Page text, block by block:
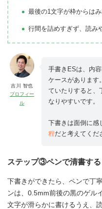
最後の1文字が枠からは
行間を詰めすぎず、読み
吉川 智也
プロフィー
ル
手書きESは、内
ケースがあります
ていたりすると、
なりやすいです。
下書きは面倒に感
程だと考えてくだ
ステップ③ペンで清書する
下書きができたら、ペンで丁
ンは、0.5mm前後の黒のゲル
文字が滑らかに書けるうえ、